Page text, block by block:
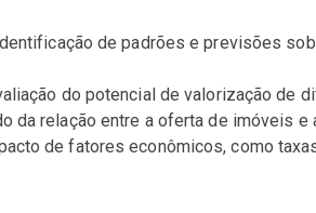
de padrões e previsões
do potencial de valorização de
da relação entre a oferta de imóveis e
de fatores econômicos, como